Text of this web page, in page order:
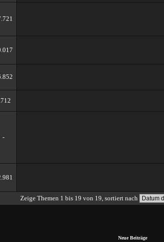
-
Zeige Themen 1 bis 19 von 19, sortiert nach
Neue Beiträge